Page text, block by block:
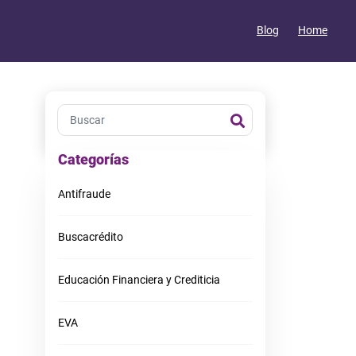
Blog Home
¿Sabias que el 90% de los
colombianos están
Categorías
Antifraude
Buscacrédito
Educación Financiera y Crediticia
EVA